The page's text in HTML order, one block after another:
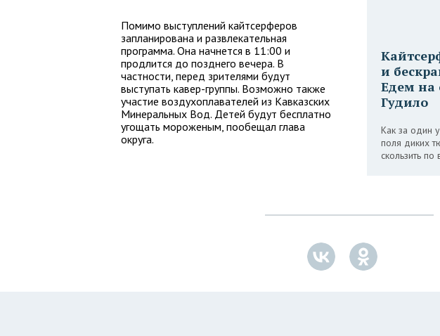
и
Едем на
Гудило
Как за один
поля диких
скользить по
Помимо выступлений кайтсерферов
запланирована и развлекательная
программа. Она начнется в 11:00 и
продлится до позднего вечера. В
частности, перед зрителями будут
выступать кавер-группы. Возможно также
участие воздухоплавателей из Кавказских
Минеральных Вод. Детей будут бесплатно
угощать мороженым, пообещал глава
округа.